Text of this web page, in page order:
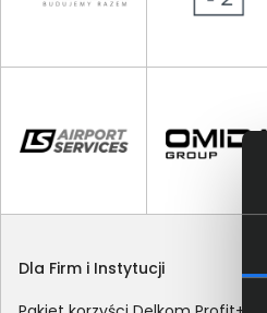
Dla Firm i Instytucji